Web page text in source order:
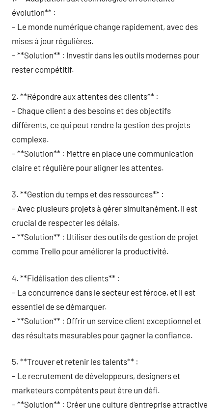
évolution** :
– Le monde numérique change rapidement, avec des
mises à jour régulières.
– **Solution** : Investir dans les outils modernes pour
rester compétitif.
2. **Répondre aux attentes des clients** :
– Chaque client a des besoins et des objectifs
différents, ce qui peut rendre la gestion des projets
complexe.
– **Solution** : Mettre en place une communication
claire et régulière pour aligner les attentes.
3. **Gestion du temps et des ressources** :
– Avec plusieurs projets à gérer simultanément, il est
crucial de respecter les délais.
– **Solution** : Utiliser des outils de gestion de projet
comme Trello pour améliorer la productivité.
4. **Fidélisation des clients** :
– La concurrence dans le secteur est féroce, et il est
essentiel de se démarquer.
– **Solution** : Offrir un service client exceptionnel et
des résultats mesurables pour gagner la confiance.
5. **Trouver et retenir les talents** :
– Le recrutement de développeurs, designers et
marketeurs compétents peut être un défi.
– **Solution** : Créer une culture d’entreprise attractive